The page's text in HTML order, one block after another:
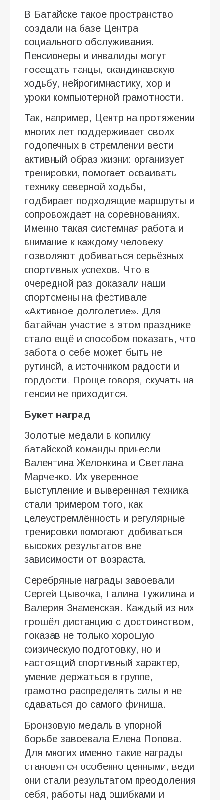
В Батайске такое пространство
создали на базе Центра
социального обслуживания.
Пенсионеры и инвалиды могут
посещать танцы, скандинавскую
ходьбу, нейрогимнастику, хор и
уроки компьютерной грамотности.
Так, например, Центр на протяжении
многих лет поддерживает своих
подопечных в стремлении вести
активный образ жизни: организует
тренировки, помогает осваивать
технику северной ходьбы,
подбирает подходящие маршруты и
сопровождает на соревнованиях.
Именно такая системная работа и
внимание к каждому человеку
позволяют добиваться серьёзных
спортивных успехов. Что в
очередной раз доказали наши
спортсмены на фестивале
«Активное долголетие». Для
батайчан участие в этом празднике
стало ещё и способом показать, что
забота о себе может быть не
рутиной, а источником радости и
гордости. Проще говоря, скучать на
пенсии не приходится.
Букет наград
Золотые медали в копилку
батайской команды принесли
Валентина Желонкина и Светлана
Марченко. Их уверенное
выступление и выверенная техника
стали примером того, как
целеустремлённость и регулярные
тренировки помогают добиваться
высоких результатов вне
зависимости от возраста.
Серебряные награды завоевали
Сергей Цывочка, Галина Тужилина и
Валерия Знаменская. Каждый из них
прошёл дистанцию с достоинством,
показав не только хорошую
физическую подготовку, но и
настоящий спортивный характер,
умение держаться в группе,
грамотно распределять силы и не
сдаваться до самого финиша.
Бронзовую медаль в упорной
борьбе завоевала Елена Попова.
Для многих именно такие награды
становятся особенно ценными, веди
они стали результатом преодоления
себя, работы над ошибками и